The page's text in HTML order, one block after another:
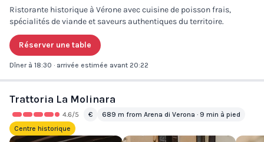
Ristorante historique à Vérone avec cuisine de poisson frais,
spécialités de viande et saveurs authentiques du territoire.
Réserver une table
Dîner à 18:30 · arrivée estimée avant 20:22
Trattoria La Molinara
4.6/5 €
689 m from Arena di Verona · 9 min à pied
Centre historique